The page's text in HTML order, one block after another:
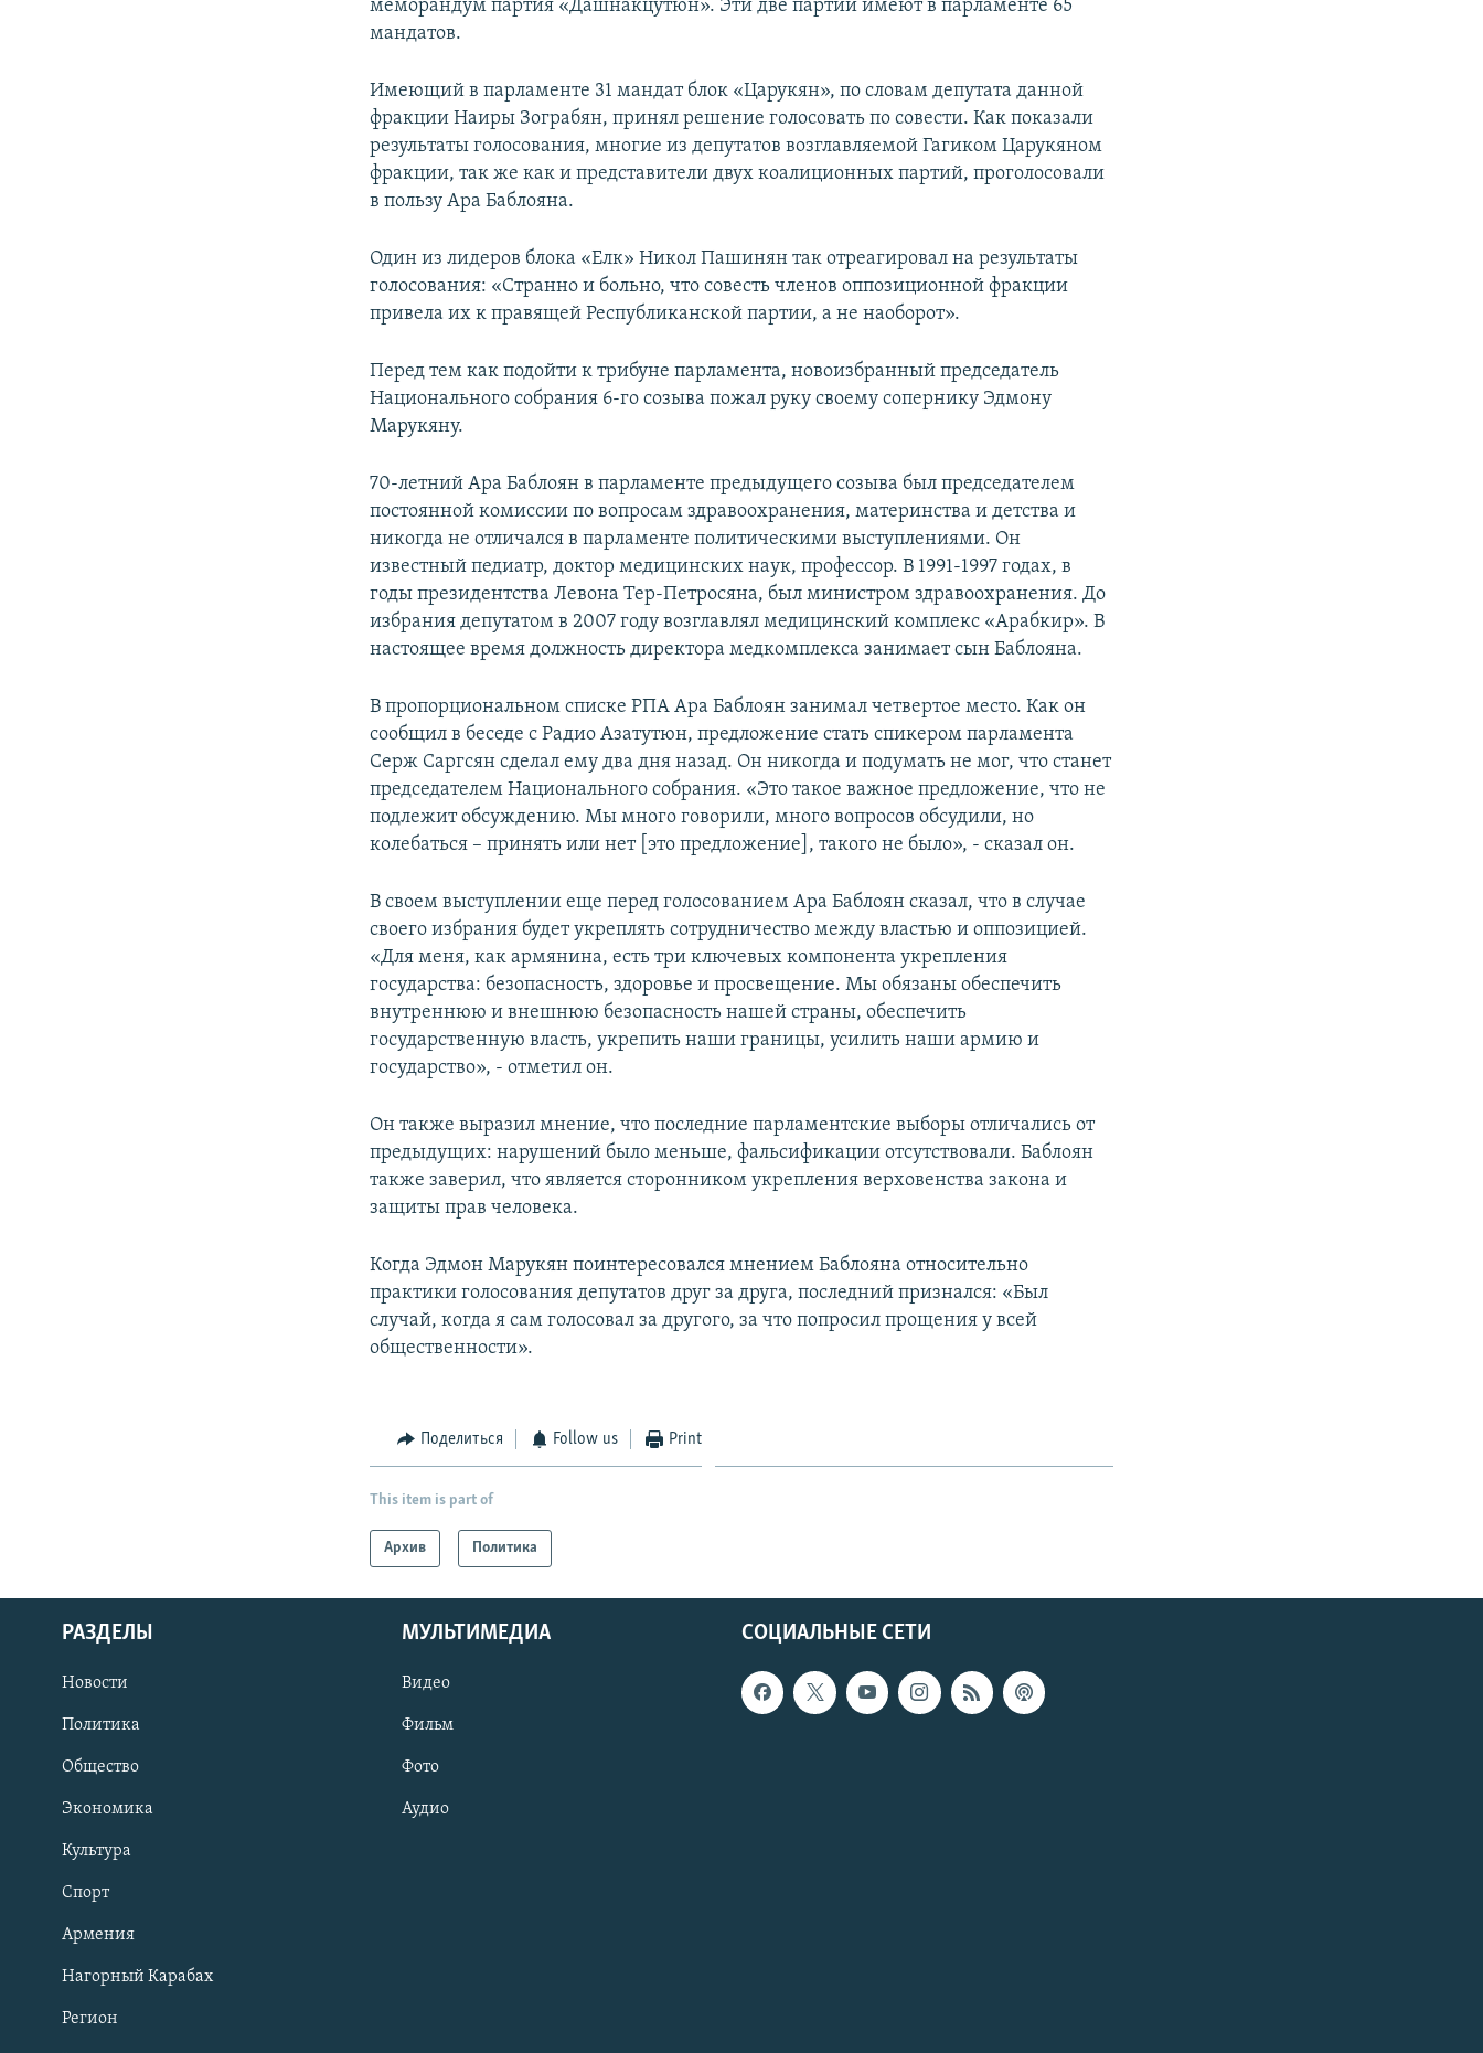
меморандум партия «Дашнакцутюн». Эти две партии имеют в парламенте 65
мандатов.
Имеющий в парламенте 31 мандат блок «Царукян», по словам депутата данной
фракции Наиры Зограбян, принял решение голосовать по совести. Как показали
результаты голосования, многие из депутатов возглавляемой Гагиком Царукяном
фракции, так же как и представители двух коалиционных партий, проголосовали
в пользу Ара Баблояна.
Один из лидеров блока «Елк» Никол Пашинян так отреагировал на результаты
голосования: «Странно и больно, что совесть членов оппозиционной фракции
привела их к правящей Республиканской партии, а не наоборот».
Перед тем как подойти к трибуне парламента, новоизбранный председатель
Национального собрания 6-го созыва пожал руку своему сопернику Эдмону
Марукяну.
70-летний Ара Баблоян в парламенте предыдущего созыва был председателем
постоянной комиссии по вопросам здравоохранения, материнства и детства и
никогда не отличался в парламенте политическими выступлениями. Он
известный педиатр, доктор медицинских наук, профессор. В 1991-1997 годах, в
годы президентства Левона Тер-Петросяна, был министром здравоохранения. До
избрания депутатом в 2007 году возглавлял медицинский комплекс «Арабкир». В
настоящее время должность директора медкомплекса занимает сын Баблояна.
В пропорциональном списке РПА Ара Баблоян занимал четвертое место. Как он
сообщил в беседе с Радио Азатутюн, предложение стать спикером парламента
Серж Саргсян сделал ему два дня назад. Он никогда и подумать не мог, что станет
председателем Национального собрания. «Это такое важное предложение, что не
подлежит обсуждению. Мы много говорили, много вопросов обсудили, но
колебаться – принять или нет [это предложение], такого не было», - сказал он.
В своем выступлении еще перед голосованием Ара Баблоян сказал, что в случае
своего избрания будет укреплять сотрудничество между властью и оппозицией.
«Для меня, как армянина, есть три ключевых компонента укрепления
государства: безопасность, здоровье и просвещение. Мы обязаны обеспечить
внутреннюю и внешнюю безопасность нашей страны, обеспечить
государственную власть, укрепить наши границы, усилить наши армию и
государство», - отметил он.
Он также выразил мнение, что последние парламентские выборы отличались от
предыдущих: нарушений было меньше, фальсификации отсутствовали. Баблоян
также заверил, что является сторонником укрепления верховенства закона и
защиты прав человека.
Когда Эдмон Марукян поинтересовался мнением Баблояна относительно
практики голосования депутатов друг за друга, последний признался: «Был
случай, когда я сам голосовал за другого, за что попросил прощения у всей
общественности».
Поделиться Follow us Print
This item is part of
Архив Политика
СОЦИАЛЬНЫЕ СЕТИ
РАЗДЕЛЫ
Новости
Политика
Общество
Экономика
Культура
Спорт
Армения
Нагорный Карабах
Регион
МУЛЬТИМЕДИА
Видео
Фильм
Фото
Аудио